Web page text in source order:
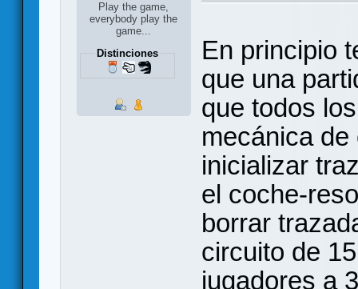
Play the game,
everybody play the
game...
Distinciones
En principio
que una
que todos
mecánica
inicializar
el coche-
borrar
circuito de
jugadores a